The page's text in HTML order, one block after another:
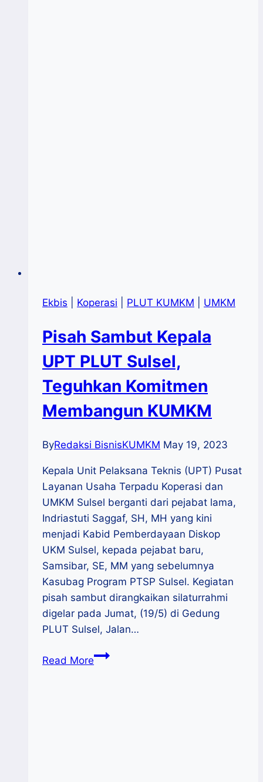
Ekbis Koperasi PLUT KUMKM UMKM
Pisah Sambut Kepala
UPT PLUT Sulsel,
Teguhkan Komitmen
Membangun KUMKM
ByRedaksi BisnisKUMKM May 19, 2023
Kepala Unit Pelaksana Teknis (UPT) Pusat
Layanan Usaha Terpadu Koperasi dan
UMKM Sulsel berganti dari pejabat lama,
Indriastuti Saggaf, SH, MH yang kini
menjadi Kabid Pemberdayaan Diskop
UKM Sulsel, kepada pejabat baru,
Samsibar, SE, MM yang sebelumnya
Kasubag Program PTSP Sulsel. Kegiatan
pisah sambut dirangkaikan silaturrahmi
digelar pada Jumat, (19/5) di Gedung
PLUT Sulsel, Jalan…
Read MorePisah